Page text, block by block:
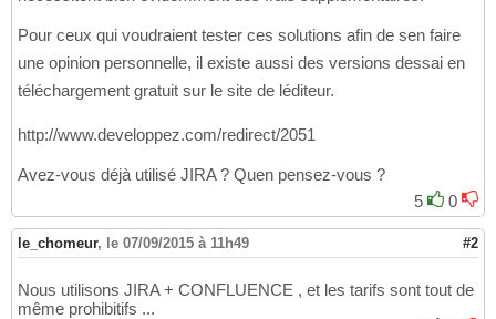
Pour ceux qui voudraient tester ces solutions afin de sen faire
une opinion personnelle, il existe aussi des versions dessai en
téléchargement gratuit sur le site de léditeur.
http://www.developpez.com/redirect/2051
Avez-vous déjà utilisé JIRA ? Quen pensez-vous ?
5
0
le_chomeur, le 07/09/2015 à 11h49 #2
Nous utilisons JIRA + CONFLUENCE , et les tarifs sont tout de
même prohibitifs ...